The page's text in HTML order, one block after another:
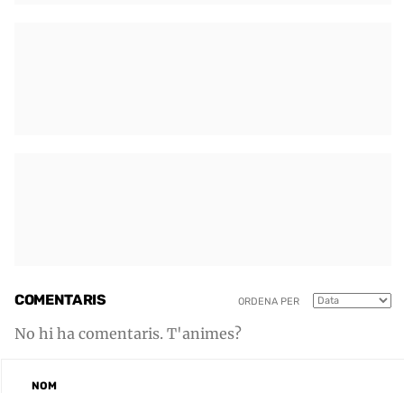
COMENTARIS ORDENA PER
No hi ha comentaris. T'animes?
NOM